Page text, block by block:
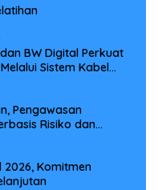
BW Digital Perkuat
Sistem Kabel
Pengawasan
Risiko dan
2026, Komitmen